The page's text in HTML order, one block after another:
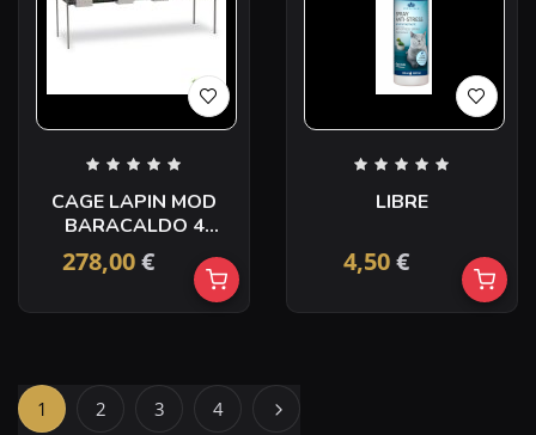
CAGE LAPIN MOD
BARACALDO 4
COMPARTIMENT
278,00€
LIBRE
4,50€
1 2 3 4